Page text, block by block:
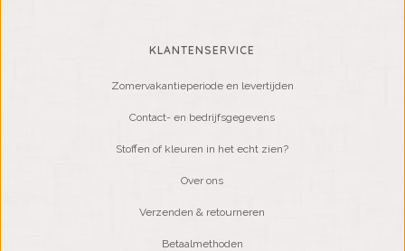
KLANTENSERVICE
Zomervakantieperiode en levertijden
Contact- en bedrijfsgegevens
Stoffen of kleuren in het echt zien?
Over ons
Verzenden & retourneren
Betaalmethoden